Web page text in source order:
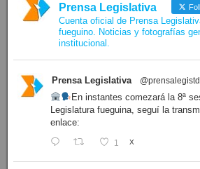
Prensa Legislativa
Cuenta oficial de Prensa
fueguino. Noticias y fotografías
institucional.
Prensa Legislativa
En instantes comezará la 8ª
Legislatura fueguina, seguí la
enlace:
1 X